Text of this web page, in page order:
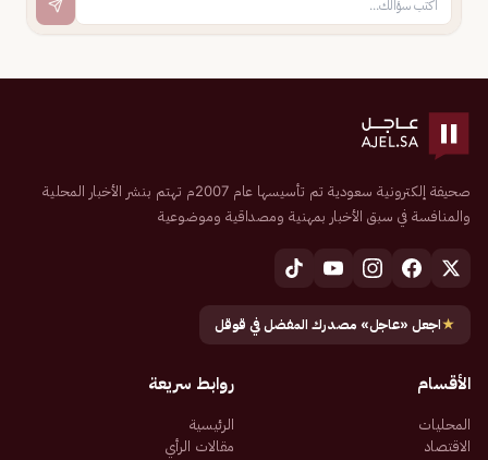
صحيفة إلكترونية سعودية تم تأسيسها عام 2007م تهتم بنشر الأخبار المحلية
والمنافسة في سبق الأخبار بمهنية ومصداقية وموضوعية
★اجعل «عاجل» مصدرك المفضل في قوقل
الأقسام
المحليات
الاقتصاد
روابط سريعة
الرئيسية
مقالات الرأي